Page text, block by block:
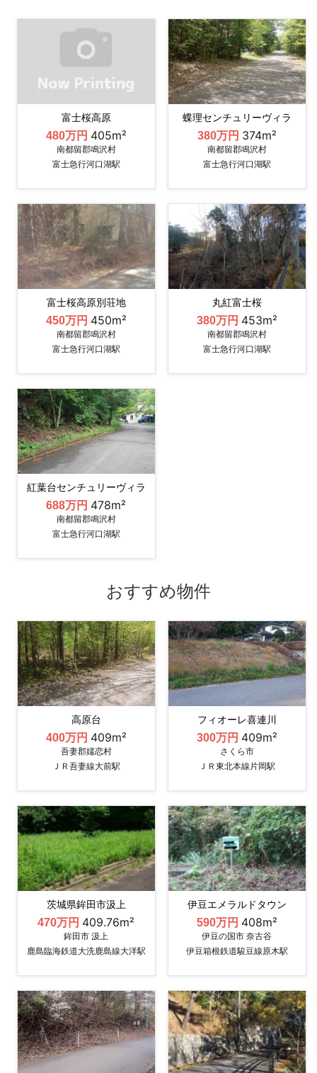
富士桜高原
480万円 405m²
南都留郡鳴沢村
富士急行河口湖駅
蝶理センチュリーヴィラ
380万円 374m²
南都留郡鳴沢村
富士急行河口湖駅
富士桜高原別荘地
450万円 450m²
南都留郡鳴沢村
富士急行河口湖駅
丸紅富士桜
380万円 453m²
南都留郡鳴沢村
富士急行河口湖駅
紅葉台センチュリーヴィラ
688万円 478m²
南都留郡鳴沢村
富士急行河口湖駅
おすすめ物件
高原台
400万円 409m²
吾妻郡嬬恋村
ＪＲ吾妻線大前駅
フィオーレ喜連川
300万円 409m²
さくら市
ＪＲ東北本線片岡駅
茨城県鉾田市汲上
470万円 409.76m²
鉾田市 汲上
鹿島臨海鉄道大洗鹿島線大洋駅
伊豆エメラルドタウン
590万円 408m²
伊豆の国市 奈古谷
伊豆箱根鉄道駿豆線原木駅